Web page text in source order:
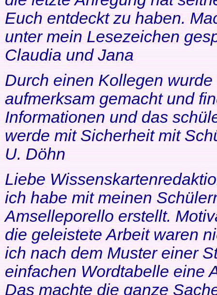
Euch entdeckt zu haben.
unter mein Lesezeichen
Claudia und Jana
Durch einen Kollegen
aufmerksam gemacht und
Informationen und das
werde mit Sicherheit mit
U. Döhn
Liebe
ich habe mit meinen
Amselleporello erstellt.
die geleistete Arbeit waren
ich nach dem Muster einer
einfachen Wordtabelle eine
Das machte die ganze